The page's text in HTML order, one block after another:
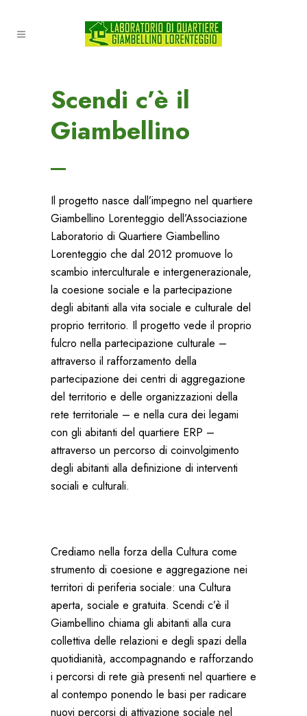
Scendi c’è il
Giambellino
Il progetto nasce dall’impegno nel quartiere
Giambellino Lorenteggio dell’Associazione
Laboratorio di Quartiere Giambellino
Lorenteggio che dal 2012 promuove lo
scambio interculturale e intergenerazionale,
la coesione sociale e la partecipazione
degli abitanti alla vita sociale e culturale del
proprio territorio. Il progetto vede il proprio
fulcro nella partecipazione culturale –
attraverso il rafforzamento della
partecipazione dei centri di aggregazione
del territorio e delle organizzazioni della
rete territoriale – e nella cura dei legami
con gli abitanti del quartiere ERP –
attraverso un percorso di coinvolgimento
degli abitanti alla definizione di interventi
sociali e culturali.
Crediamo nella forza della Cultura come
strumento di coesione e aggregazione nei
territori di periferia sociale: una Cultura
aperta, sociale e gratuita. Scendi c’è il
Giambellino chiama gli abitanti alla cura
collettiva delle relazioni e degli spazi della
quotidianità, accompagnando e rafforzando
i percorsi di rete già presenti nel quartiere e
al contempo ponendo le basi per radicare
nuovi percorsi di attivazione sociale nel